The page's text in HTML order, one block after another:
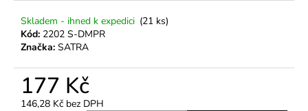
Skladem - ihned k expedici (21 ks)
Kód: 2202 S-DMPR
Značka: SATRA
177 Kč
146,28 Kč bez DPH
D
o
p
r